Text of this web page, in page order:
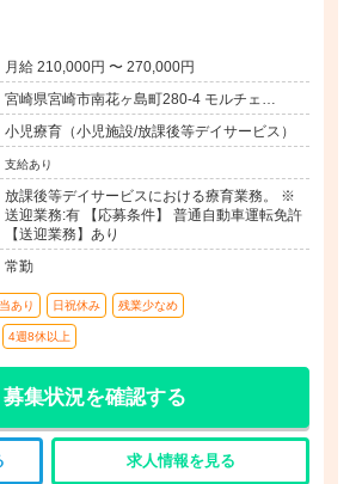
月給 210,000円 〜 270,000円
宮崎県宮崎市南花ヶ島町280-4 モルチェ
oomiya1F
小児療育（小児施設/放課後等デイサービス）
支給あり
放課後等デイサービスにおける療育業務。 ※
送迎業務:有 【応募条件】 普通自動車運転免許
【送迎業務】あり
常勤
あり 日祝休み 残業少なめ
4週8休以上
募集状況を確認する
求人情報を見る